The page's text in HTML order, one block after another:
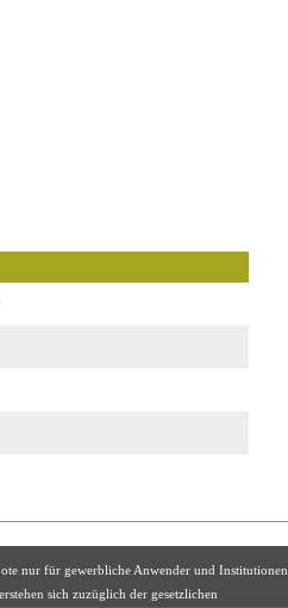
nur für gewerbliche Anwender und Institutionen.
sich zuzüglich der gesetzlichen